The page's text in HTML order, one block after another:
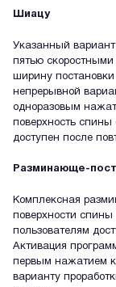
Шиацу
Указанный
пятью
ширину
непрерывной
одноразовым
поверхность
доступен после
Разминающе-
Комплексная
поверхности
пользователям
Активация
первым нажатием
варианту